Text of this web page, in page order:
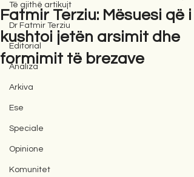
Të gjithë artikujt
Dr Fatmir Terziu
Editorial
Analiza
Arkiva
Ese
Speciale
Opinione
Komunitet
Fatmir Terziu: Mësuesi që i
kushtoi jetën arsimit dhe
formimit të brezave